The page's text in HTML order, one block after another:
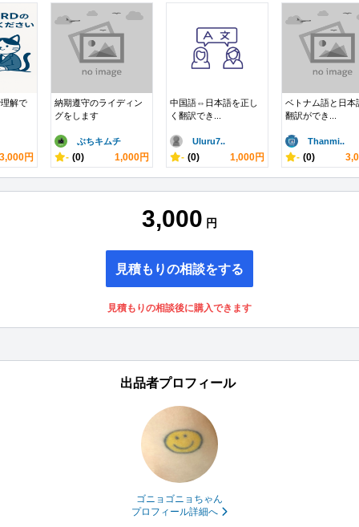
解で
3,000円
納期遵守のライディン
グをします
ぶちキムチ
- (0) 1,000円
中国語⇔日本語を正し
く翻訳でき...
Uluru7..
- (0) 1,000円
ベトナム語と日本
翻訳ができ...
Thanmi..
- (0)
3,000 円
見積もりの相談をする
見積もりの相談後に購入できます
出品者プロフィール
ゴニョゴニョちゃん
プロフィール詳細へ